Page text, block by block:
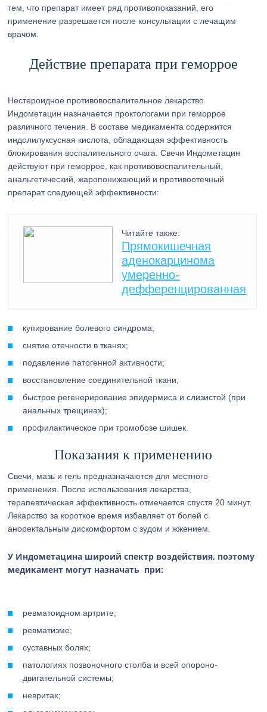
тем, что препарат имеет ряд противопоказаний, его
применение разрешается после консультации с лечащим
врачом.
Действие препарата при геморрое
Нестероидное противовоспалительное лекарство
Индометацин назначается проктологами при геморрое
различного течения. В составе медикамента содержится
индолилуксусная кислота, обладающая эффективность
блокирования воспалительного очага. Свечи Индометацин
действуют при геморрое, как противовоспалительный,
анальгетический, жаропонижающий и противоотечный
препарат следующей эффективности:
Читайте также:
Прямокишечная
аденокарцинома
умеренно-
дефференцированная
купирование болевого синдрома;
снятие отечности в тканях;
подавление патогенной активности;
восстановление соединительной ткани;
быстрое регенерирование эпидермиса и слизистой (при
анальных трещинах);
профилактическое при тромобозе шишек.
Показания к применению
Свечи, мазь и гель предназначаются для местного
применения. После использования лекарства,
терапевтическая эффективность отмечается спустя 20 минут.
Лекарство за короткое время избавляет от болей с
аноректальным дискомфортом с зудом и жжением.
У Индометацина широий спектр воздействия, поэтому
медикамент могут назначать при:
ревматоидном артрите;
ревматизме;
суставных болях;
патологиях позвоночного столба и всей опороно-
двигательной системы;
невритах;